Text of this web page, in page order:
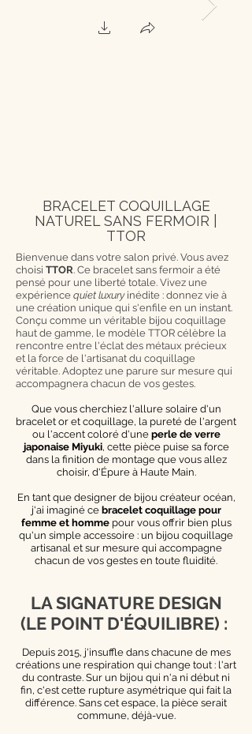
BRACELET COQUILLAGE
NATUREL SANS FERMOIR |
TTOR
Bienvenue dans votre salon privé. Vous avez
choisi TTOR. Ce bracelet sans fermoir a été
pensé pour une liberté totale. Vivez une
expérience quiet luxuryinédite : donnez vie à
une création unique qui s'enfile en un instant.
Conçu comme un véritable bijou coquillage
haut de gamme, le modèle TTOR célèbre la
rencontre entre l'éclat des métaux précieux
et la force de l'artisanat du coquillage
véritable. Adoptez une parure sur mesure qui
accompagnera chacun de vos gestes.
Que vous cherchiez l'allure solaire d'un
bracelet or et coquillage, la pureté de l'argent
ou l'accent coloré d'une perle de verre
japonaise Miyuki, cette pièce puise sa force
dans la finition de montage que vous allez
choisir, d'Épure à Haute Main.
En tant que designer de bijou créateur océan,
j'ai imaginé ce bracelet coquillage pour
femme et hommepour vous offrir bien plus
qu'un simple accessoire : un bijou coquillage
artisanal et sur mesure qui accompagne
chacun de vos gestes en toute fluidité.
LA SIGNATURE DESIGN
(LE POINT D'ÉQUILIBRE) :
Depuis 2015, j'insuffle dans chacune de mes
créations une respiration qui change tout : l'art
du contraste. Sur un bijou qui n'a ni début ni
fin, c'est cette rupture asymétrique qui fait la
différence. Sans cet espace, la pièce serait
commune, déjà-vue.